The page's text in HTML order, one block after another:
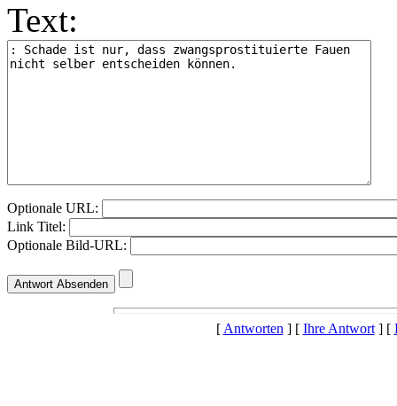
Text:
Optionale URL:
Link Titel:
Optionale Bild-URL:
[Antworten] [ Ihre Antwort] [